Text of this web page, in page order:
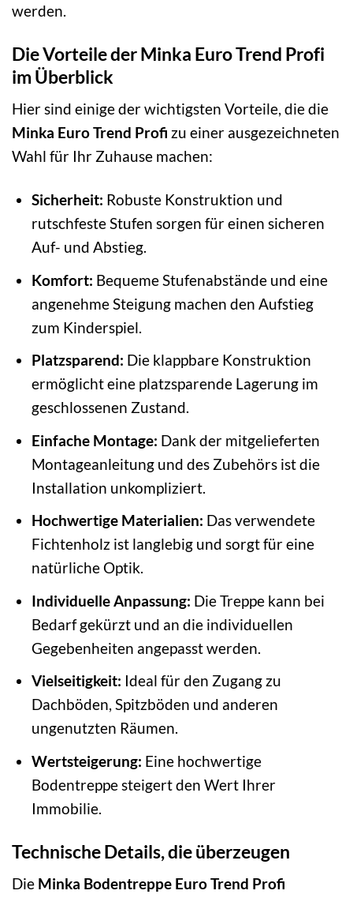
werden.
Die Vorteile der Minka Euro Trend Profi
im Überblick
Hier sind einige der wichtigsten Vorteile, die die
Minka Euro Trend Profi zu einer ausgezeichneten
Wahl für Ihr Zuhause machen:
Sicherheit: Robuste Konstruktion und
rutschfeste Stufen sorgen für einen sicheren
Auf- und Abstieg.
Komfort: Bequeme Stufenabstände und eine
angenehme Steigung machen den Aufstieg
zum Kinderspiel.
Platzsparend: Die klappbare Konstruktion
ermöglicht eine platzsparende Lagerung im
geschlossenen Zustand.
Einfache Montage: Dank der mitgelieferten
Montageanleitung und des Zubehörs ist die
Installation unkompliziert.
Hochwertige Materialien: Das verwendete
Fichtenholz ist langlebig und sorgt für eine
natürliche Optik.
Individuelle Anpassung: Die Treppe kann bei
Bedarf gekürzt und an die individuellen
Gegebenheiten angepasst werden.
Vielseitigkeit: Ideal für den Zugang zu
Dachböden, Spitzböden und anderen
ungenutzten Räumen.
Wertsteigerung: Eine hochwertige
Bodentreppe steigert den Wert Ihrer
Immobilie.
Technische Details, die überzeugen
Die Minka Bodentreppe Euro Trend Profi